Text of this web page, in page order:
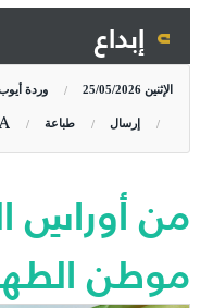
إبداع
الإثنين 25/05/2026 وردة أيوب
إرسال طباعة
من أوراسِ
موطن